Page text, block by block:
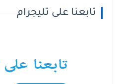
تابعنا على تليجرام